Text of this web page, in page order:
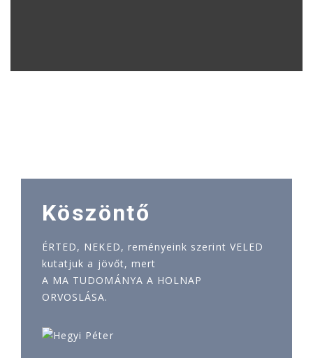
Köszöntő
ÉRTED, NEKED, reményeink szerint VELED
kutatjuk a jövőt, mert
A MA TUDOMÁNYA A HOLNAP
ORVOSLÁSA.